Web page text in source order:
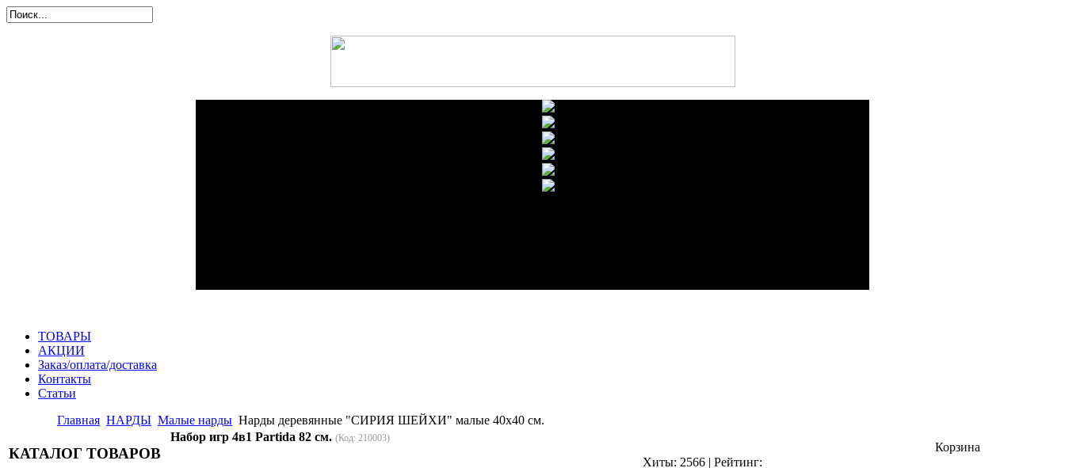
ТОВАРЫ
АКЦИИ
Заказ/оплата/доставка
Контакты
Статьи
Главная НАРДЫ Малые нарды Нарды деревянные "СИРИЯ ШЕЙХИ" малые 40х40 см.
КАТАЛОГ ТОВАРОВ
Набор игр 4в1 Partida 82 см. (Код: 210003)
Хиты: 2566 | Рейтинг:
Корзина